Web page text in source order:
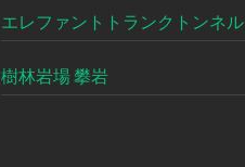
エレファントトランクトンネル
樹林岩場 攀岩